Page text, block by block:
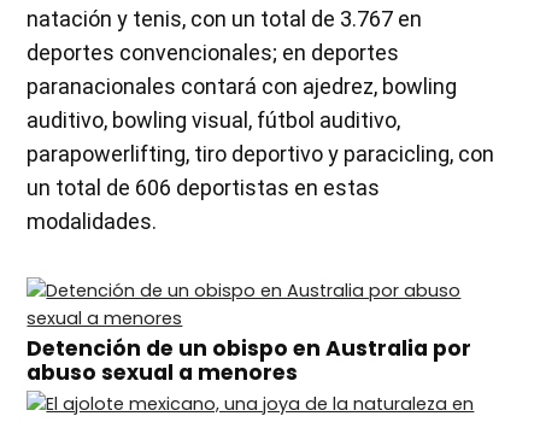
natación y tenis, con un total de 3.767 en
deportes convencionales; en deportes
paranacionales contará con ajedrez, bowling
auditivo, bowling visual, fútbol auditivo,
parapowerlifting, tiro deportivo y paracicling, con
un total de 606 deportistas en estas
modalidades.
Detención de un obispo en Australia por
abuso sexual a menores